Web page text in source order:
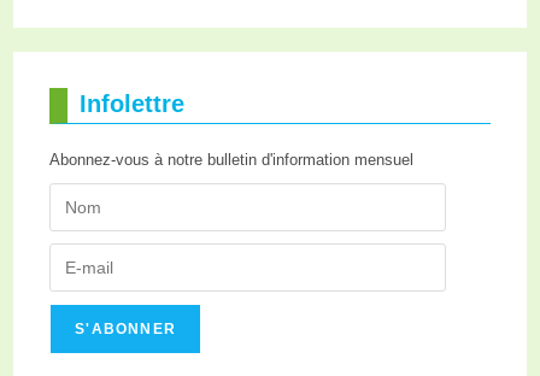
Infolettre
Abonnez-vous à notre bulletin d'information mensuel
S'ABONNER